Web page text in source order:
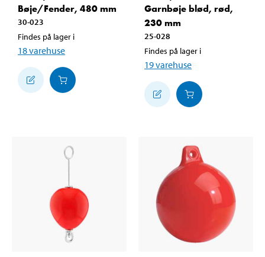
Bøje/Fender, 480 mm
30-023
Findes på lager i
18varehuse
Garnbøje blød, rød,
230 mm
25-028
Findes på lager i
19varehuse